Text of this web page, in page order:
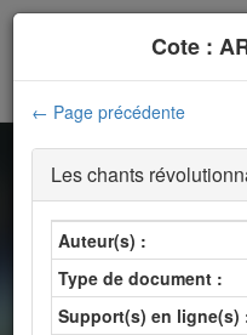
Presse et musique en
musique
XXe
Cote :
← Page précédente
Les chants
Auteur(s) :
Type de document :
Support(s) en ligne(s)